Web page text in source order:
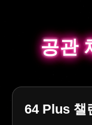
공관
공관
64 Plus 챌